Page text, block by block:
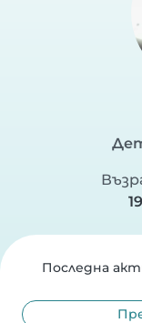
19
Последна